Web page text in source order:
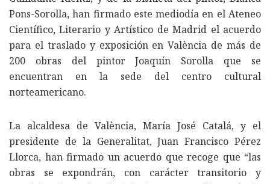
Pons-Sorolla, han firmado este mediodía en el Ateneo
Científico, Literario y Artístico de Madrid el acuerdo
para el traslado y exposición en València de más de
200 obras del pintor Joaquín Sorolla que se
encuentran en la sede del centro cultural
norteamericano.
La alcaldesa de València, María José Catalá, y el
presidente de la Generalitat, Juan Francisco Pérez
Llorca, han firmado un acuerdo que recoge que “las
obras se expondrán, con carácter transitorio y